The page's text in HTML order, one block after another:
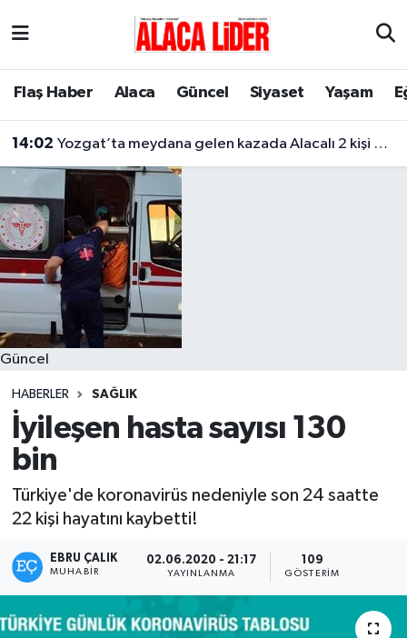
Flaş Haber Alaca Güncel Siyaset Yaşam
14:02 Yozgat’ta meydana gelen kazada Alacalı 2 kişi hayatını kaybetti
Güncel
HABERLER SAĞLIK
İyileşen hasta sayısı 130
bin
Türkiye'de koronavirüs nedeniyle son 24 saatte
22 kişi hayatını kaybetti!
EBRU ÇALIK
MUHABIR
02.06.2020 - 21:17
YAYINLANMA
109
GÖSTERIM
Çorum Nöbetçi Eczaneler
Çorum Trafik Yoğunluk Haritası
Süper Lig Puan Durumu ve Fikstür
Tüm Manşetler
Son Dakika Haberleri
Haber Arşivi